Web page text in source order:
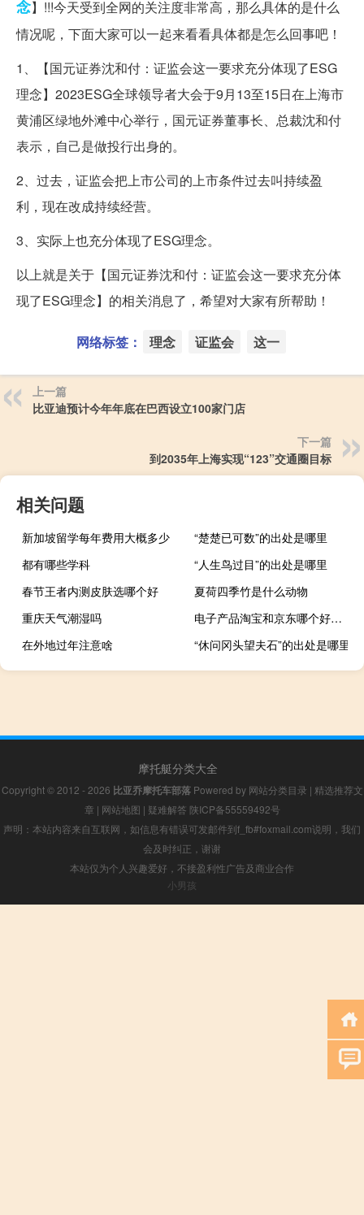
念】!!!今天受到全网的关注度非常高，那么具体的是什么
情况呢，下面大家可以一起来看看具体都是怎么回事吧！
1、【国元证券沈和付：证监会这一要求充分体现了ESG
理念】2023ESG全球领导者大会于9月13至15日在上海市
黄浦区绿地外滩中心举行，国元证券董事长、总裁沈和付
表示，自己是做投行出身的。
2、过去，证监会把上市公司的上市条件过去叫持续盈
利，现在改成持续经营。
3、实际上也充分体现了ESG理念。
以上就是关于【国元证券沈和付：证监会这一要求充分体
现了ESG理念】的相关消息了，希望对大家有所帮助！
网络标签： 理念 证监会 这一
上一篇
比亚迪预计今年年底在巴西设立100家门店
下一篇
到2035年上海实现“123”交通圈目标
相关问题
新加坡留学每年费用大概多少
“楚楚已可数”的出处是哪里
都有哪些学科
“人生鸟过目”的出处是哪里
春节王者内测皮肤选哪个好
夏荷四季竹是什么动物
重庆天气潮湿吗
电子产品淘宝和京东哪个好（淘宝和京东哪个好）
在外地过年注意啥
“休问冈头望夫石”的出处是哪里
摩托艇分类大全
Copyright © 2012 - 2026 比亚乔摩托车部落Powered by 网站分类目录 | 精选推荐文
章 | 网站地图 | 疑难解答 陕ICP备55559492号
声明：本站内容来自互联网，如信息有错误可发邮件到f_fb#foxmail.com说明，我们
会及时纠正，谢谢
本站仅为个人兴趣爱好，不接盈利性广告及商业合作
小男孩